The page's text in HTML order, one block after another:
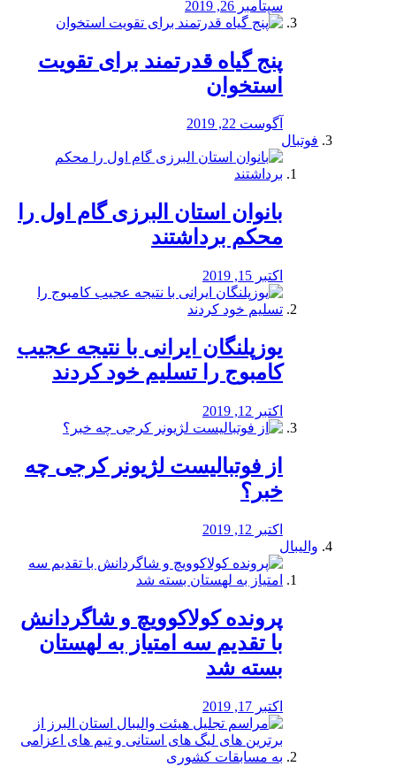
سپتامبر 26, 2019
پنج گیاه قدرتمند برای تقویت
استخوان
آگوست 22, 2019
فوتبال
بانوان استان البرزی گام اول را
محكم برداشتند
اکتبر 15, 2019
یوزپلنگان ایرانی با نتیجه عجیب
کامبوج را تسلیم خود کردند
اکتبر 12, 2019
از فوتبالیست لژیونر کرجی چه
خبر؟
اکتبر 12, 2019
والیبال
پرونده کولاکوویچ و شاگردانش
با تقدیم سه امتیاز به لهستان
بسته شد
اکتبر 17, 2019